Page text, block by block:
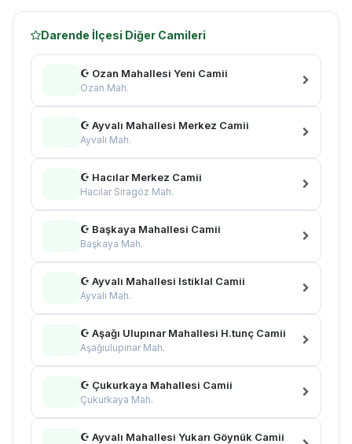
Darende İlçesi Diğer Camileri
☪ Ozan Mahallesi Yeni Camii
Ozan Mah.
☪ Ayvalı Mahallesi Merkez Camii
Ayvalı Mah.
☪ Hacılar Merkez Camii
Hacılar Sıragöz Mah.
☪ Başkaya Mahallesi Camii
Başkaya Mah.
☪ Ayvalı Mahallesi Istiklal Camii
Ayvalı Mah.
☪ Aşağı Ulupınar Mahallesi H.tunç Camii
Aşağıulupınar Mah.
☪ Çukurkaya Mahallesi Camii
Çukurkaya Mah.
☪ Ayvalı Mahallesi Yukarı Göynük Camii